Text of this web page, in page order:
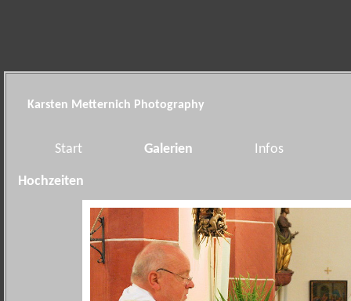
Karsten Metternich Photography
Start Galerien Infos
Hochzeiten